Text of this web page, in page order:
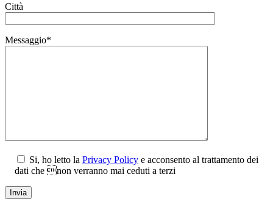
Città
Messaggio*
Si, ho letto la Privacy Policy e acconsento al trattamento dei
dati che non verranno mai ceduti a terzi